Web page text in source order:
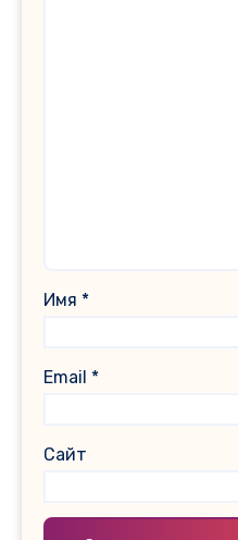
Имя *
Email *
Сайт